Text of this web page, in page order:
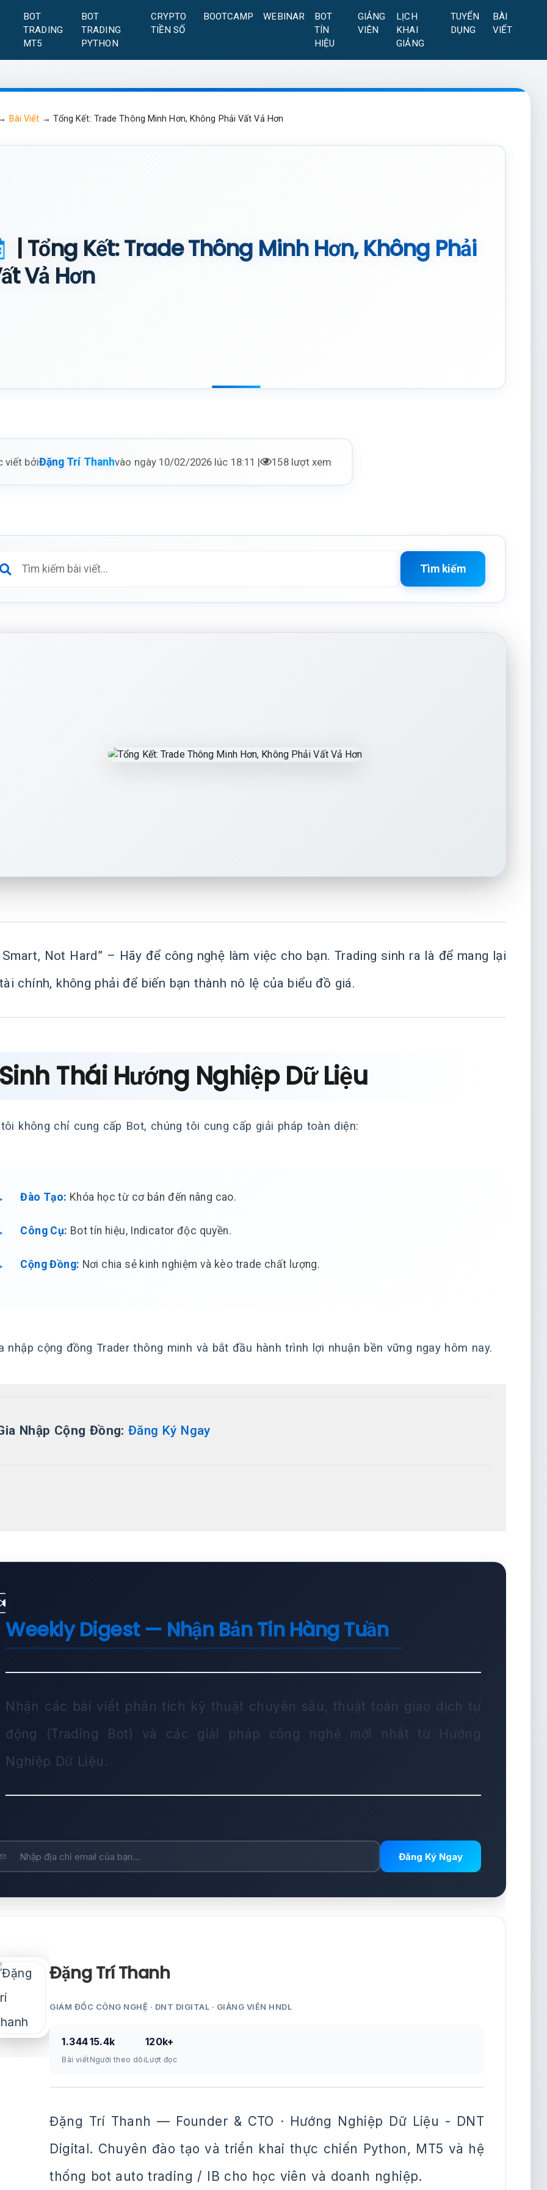
BOT
TRADING
MT5
BOT
TRADING
PYTHON
CRYPTO
TIỀN SỐ
BOOTCAMP WEBINAR
BOT
TÍN
HIỆU
GIẢNG
VIÊN
LỊCH
KHAI
GIẢNG
TUYỂN
DỤNG
BÀI
VIẾT
Bài Viết → Tổng Kết: Trade Thông Minh Hơn, Không Phải Vất Vả Hơn
| Tổng Kết: Trade Thông Minh Hơn, Không Phải
Vả Hơn
viết bởiĐặng Trí Thanhvào ngày 10/02/2026 lúc 18:11 | 158 lượt xem
Tìm kiếm
Smart, Not Hard” – Hãy để công nghệ làm việc cho bạn. Trading sinh ra là để mang lại
chính, không phải để biến bạn thành nô lệ của biểu đồ giá.
Thái Hướng Nghiệp Dữ Liệu
không chỉ cung cấp Bot, chúng tôi cung cấp giải pháp toàn diện:
Đào Tạo: Khóa học từ cơ bản đến nâng cao.
Công Cụ: Bot tín hiệu, Indicator độc quyền.
Cộng Đồng: Nơi chia sẻ kinh nghiệm và kèo trade chất lượng.
nhập cộng đồng Trader thông minh và bắt đầu hành trình lợi nhuận bền vững ngay hôm nay.
Nhập Cộng Đồng: Đăng Ký Ngay
Weekly Digest — Nhận Bản Tin Hàng Tuần
Nhận các bài viết phân tích kỹ thuật chuyên sâu, thuật toán giao dịch tự
động (Trading Bot) và các giải pháp công nghệ mới nhất từ Hướng
Nghiệp Dữ Liệu.
Đăng Ký Ngay
Đặng Trí Thanh
GIÁM ĐỐC CÔNG NGHỆ · DNT DIGITAL · GIẢNG VIÊN HNDL
1.344
Bài viết
15.4k
Người theo dõi
120k+
Lượt đọc
Đặng Trí Thanh — Founder & CTO · Hướng Nghiệp Dữ Liệu - DNT
Digital. Chuyên đào tạo và triển khai thực chiến Python, MT5 và hệ
thống bot auto trading / IB cho học viên và doanh nghiệp.